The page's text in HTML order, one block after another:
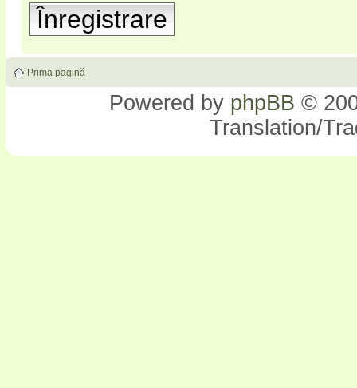
Înregistrare
Prima pagină
Powered by phpBB ©
Translation/